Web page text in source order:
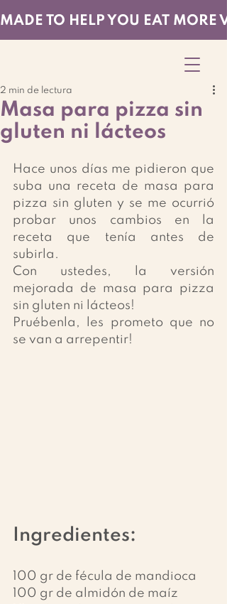
MADE TO HELP YOU EAT MORE
Masa para pizza sin
gluten ni lácteos
2 min de lectura
Hace unos días me pidieron que
suba una receta de masa para
pizza sin gluten y se me ocurrió
probar unos cambios en la
receta que tenía antes de
subirla.
Con ustedes, la versión
mejorada de masa para pizza
sin gluten ni lácteos!
Pruébenla, les prometo que no
se van a arrepentir!
Ingredientes:
100 gr de fécula de mandioca
100 gr de almidón de maíz